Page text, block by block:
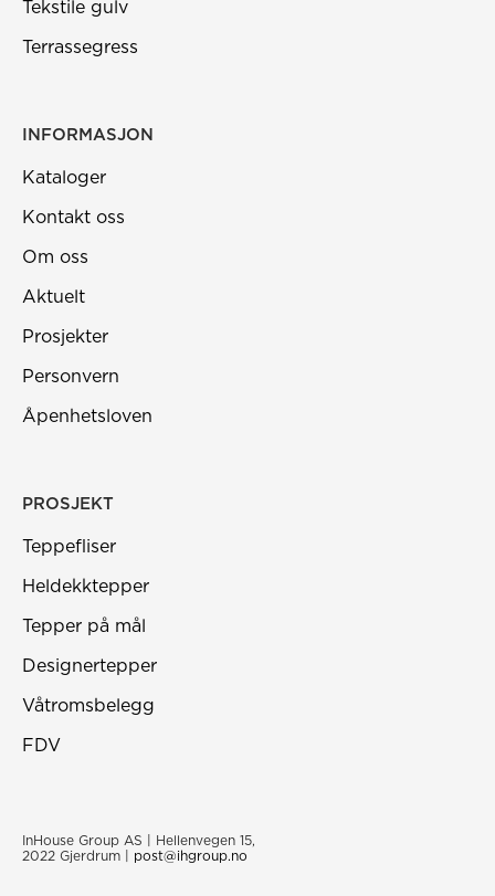
Tekstile gulv
Terrassegress
PROSJEKT
Teppefliser
Heldekktepper
Tepper på mål
Designertepper
Våtromsbelegg
FDV
INFORMASJON
Kataloger
Kontakt oss
Om oss
Aktuelt
Prosjekter
Personvern
Åpenhetsloven
InHouse Group AS | Hellenvegen 15,
2022 Gjerdrum | post@ihgroup.no